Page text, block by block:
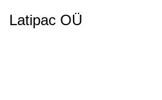
Latipac OÜ